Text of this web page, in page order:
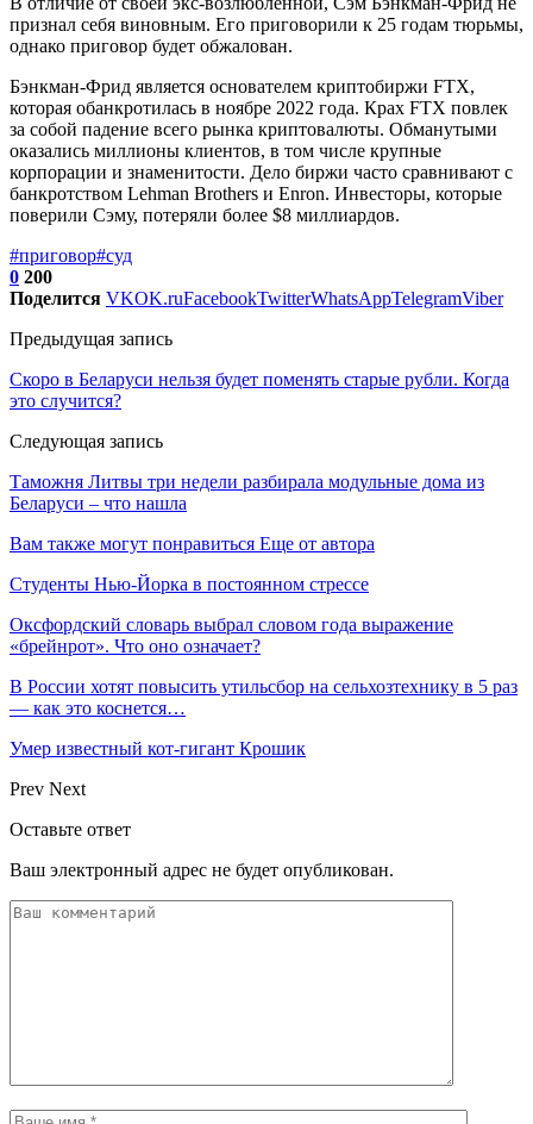
признал себя виновным. Его приговорили к 25 годам тюрьмы,
однако приговор будет обжалован.
Бэнкман-Фрид является основателем криптобиржи FTX,
которая обанкротилась в ноябре 2022 года. Крах FTX повлек
за собой падение всего рынка криптовалюты. Обманутыми
оказались миллионы клиентов, в том числе крупные
корпорации и знаменитости. Дело биржи часто сравнивают с
банкротством Lehman Brothers и Enron. Инвесторы, которые
поверили Сэму, потеряли более $8 миллиардов.
#приговор#суд
0 200
Поделится VKOK.ruFacebookTwitterWhatsAppTelegramViber
Предыдущая запись
Скоро в Беларуси нельзя будет поменять старые рубли. Когда
это случится?
Следующая запись
Таможня Литвы три недели разбирала модульные дома из
Беларуси – что нашла
Вам также могут понравиться Еще от автора
Студенты Нью-Йорка в постоянном стрессе
Оксфордский словарь выбрал словом года выражение
«брейнрот». Что оно означает?
В России хотят повысить утильсбор на сельхозтехнику в 5 раз
— как это коснется…
Умер известный кот-гигант Крошик
Prev Next
Оставьте ответ
Ваш электронный адрес не будет опубликован.